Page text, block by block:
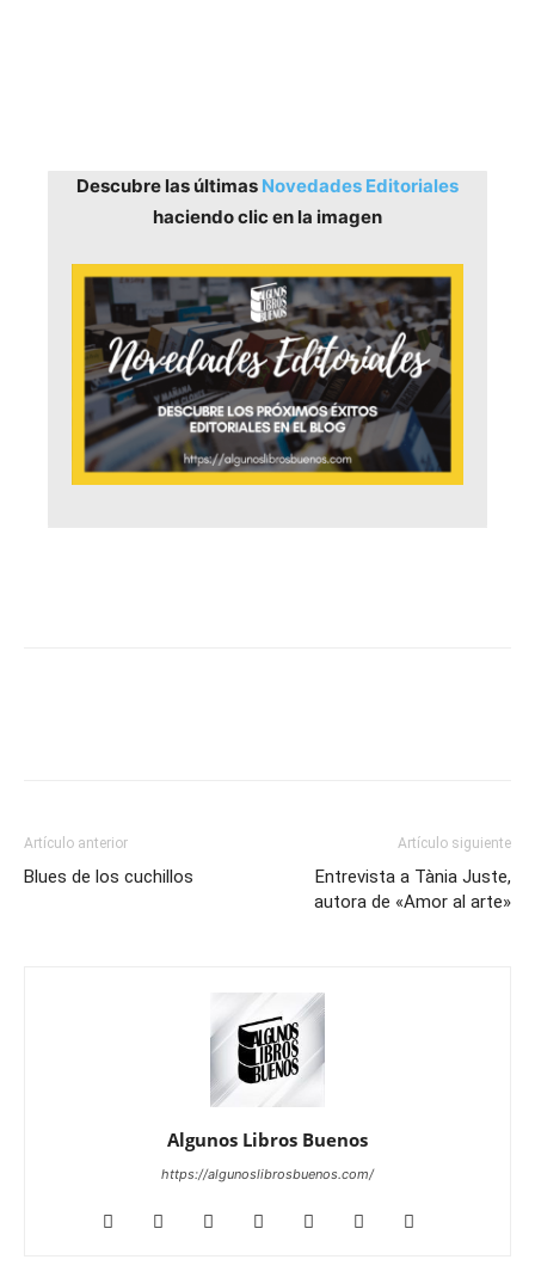
Descubre las últimas Novedades Editoriales
haciendo clic en la imagen
Artículo anterior
Blues de los cuchillos
Artículo siguiente
Entrevista a Tània Juste,
autora de «Amor al arte»
Algunos Libros Buenos
https://algunoslibrosbuenos.com/